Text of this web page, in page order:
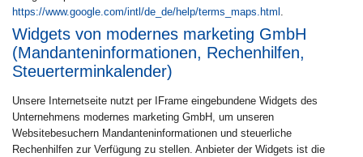
https://www.google.com/intl/de_de/help/terms_maps.html
Widgets von modernes marketing GmbH
(Mandanteninformationen, Rechenhilfen,
Steuerterminkalender)
Unsere Internetseite nutzt per IFrame eingebundene Widgets des
Unternehmens modernes marketing GmbH, um unseren
Websitebesuchern Mandanteninformationen und steuerliche
Rechenhilfen zur Verfügung zu stellen. Anbieter der Widgets ist die